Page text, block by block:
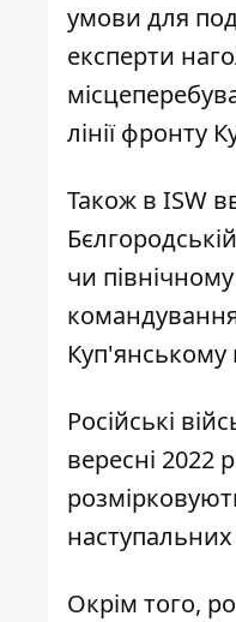
умови для
експерти
лінії фронту
Також в ISW
чи
Куп'янському
Російські
вересні 2022
наступальних
Окрім того,